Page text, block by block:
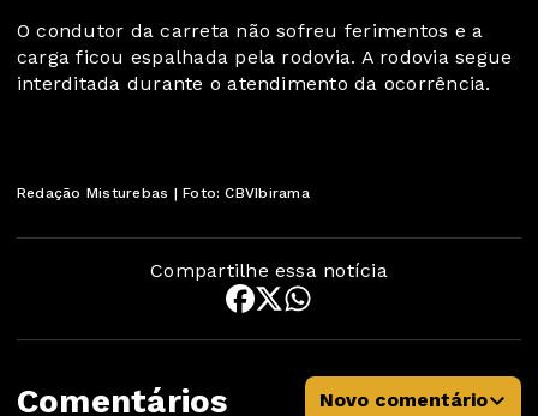
O condutor da carreta não sofreu ferimentos e a
carga ficou espalhada pela rodovia. A rodovia segue
interditada durante o atendimento da ocorrência.
Redação Misturebas | Foto: CBVIbirama
Compartilhe essa notícia
Comentários Novo comentário